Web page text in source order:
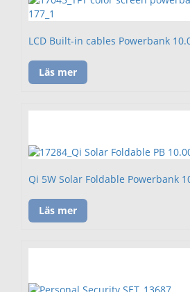
LCD Built-in cables Powerbank
Läs mer
Qi 5W Solar Foldable Powerbank
Läs mer